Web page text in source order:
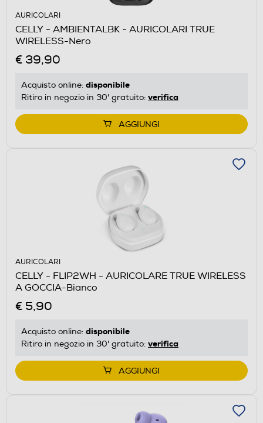
AURICOLARI
CELLY - AMBIENTALBK - AURICOLARI TRUE
WIRELESS-Nero
€ 39,90
Acquisto online: disponibile
Ritiro in negozio in 30' gratuito: verifica
AGGIUNGI
AURICOLARI
CELLY - FLIP2WH - AURICOLARE TRUE WIRELESS
A GOCCIA-Bianco
€ 5,90
Acquisto online: disponibile
Ritiro in negozio in 30' gratuito: verifica
AGGIUNGI